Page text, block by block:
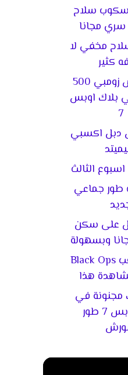
سلاح
سري مجانا
مخفي لا
كثير
قلتش زومبي 500
بلاك اوبس
7
دبل اكسبي
الثالث
طور جماعي
على سكن
لا تلعب Black Ops
مجنونة في
بلاك اوبس 7 طور